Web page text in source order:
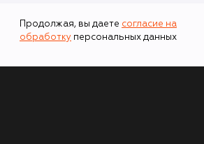
Продолжая, вы даете согласие на
обработку персональных данных